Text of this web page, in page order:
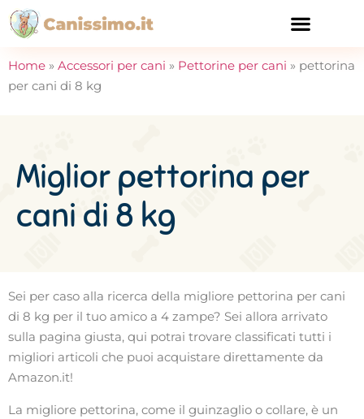
Home » Accessori per cani » Pettorine per cani » pettorina
per cani di 8 kg
Miglior pettorina per
cani di 8 kg
Sei per caso alla ricerca della migliore pettorina per cani
di 8 kg per il tuo amico a 4 zampe? Sei allora arrivato
sulla pagina giusta, qui potrai trovare classificati tutti i
migliori articoli che puoi acquistare direttamente da
Amazon.it!
La migliore pettorina, come il guinzaglio o collare, è un